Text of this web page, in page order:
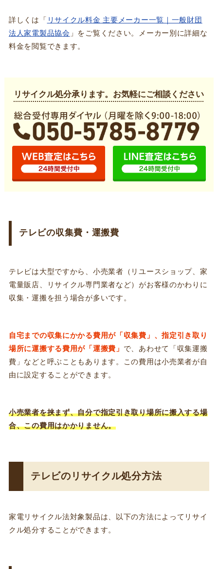
詳しくは「 リサイクル料金 主要メーカー一覧｜一般財団
法人家電製品協会 」をご覧ください。メーカー別に詳細な
料金を閲覧できます。
リサイクル処分承ります。お気軽にご相談ください
テレビの収集費・運搬費
テレビは大型ですから、小売業者（リユースショップ、家
電量販店、リサイクル専門業者など）がお客様のかわりに
収集・運搬を担う場合が多いです。
自宅までの収集にかかる費用が「収集費」、指定引き取り
場所に運搬する費用が「運搬費」 で、あわせて「収集運搬
費」などと呼ぶこともあります。この費用は小売業者が自
由に設定することができます。
小売業者を挟まず、自分で指定引き取り場所に搬入する場
合、この費用はかかりません。
テレビのリサイクル処分方法
家電リサイクル法対象製品は、以下の方法によってリサイ
クル処分することができます。